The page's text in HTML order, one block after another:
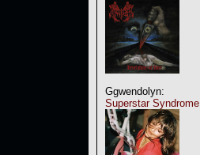
Ggwendolyn:
Superstar Syndrome